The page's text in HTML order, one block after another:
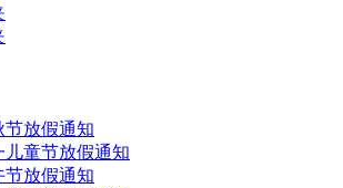
节放假通知
儿童节放假通知
节放假通知